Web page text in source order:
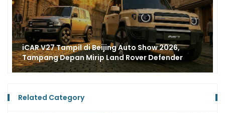
300 Unit iCar Terpesan di IIMS 2026, Target 30
Dealer Sampai Akhir Tahun
Related Category